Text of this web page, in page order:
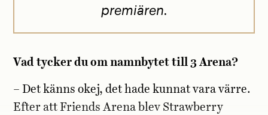
premiären.
Vad tycker du om namnbytet till 3 Arena?
– Det känns okej, det hade kunnat vara värre.
Efter att Friends Arena blev Strawberry